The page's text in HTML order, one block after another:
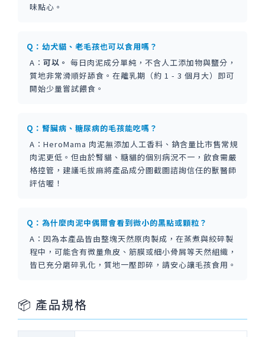
味點心。
Q：幼犬貓、老毛孩也可以食用嗎？
A： 可以。 每日肉泥成分單純，不含人工添加物與鹽分，
質地非常滑順好舔食。在離乳期（約 1 - 3 個月大）即可
開始少量嘗試餵食。
Q：腎臟病、糖尿病的毛孩能吃嗎？
A：HeroMama 肉泥無添加人工香料、鈉含量比市售常規
肉泥更低。但由於腎貓、糖貓的個別病況不一，飲食需嚴
格控管，建議毛拔麻將產品成分圖截圖諮詢信任的獸醫師
評估喔！
Q：為什麼肉泥中偶爾會看到微小的黑點或顆粒？
A：因為本產品皆由整塊天然原肉製成，在蒸煮與絞碎製
程中，可能含有微量魚皮、筋膜或細小骨屑等天然組織，
皆已充分磨碎乳化，質地一壓即碎，請安心讓毛孩食用。
📦 產品規格